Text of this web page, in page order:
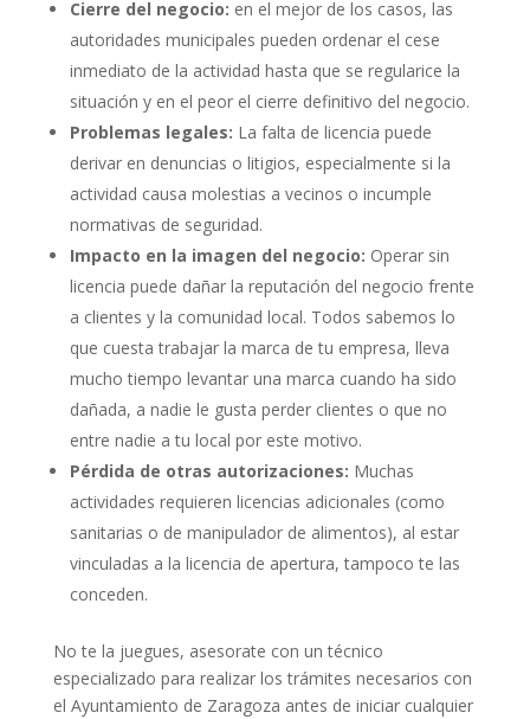
Cierre del negocio: en el mejor de los casos, las
autoridades municipales pueden ordenar el cese
inmediato de la actividad hasta que se regularice la
situación y en el peor el cierre definitivo del negocio.
Problemas legales: La falta de licencia puede
derivar en denuncias o litigios, especialmente si la
actividad causa molestias a vecinos o incumple
normativas de seguridad.
Impacto en la imagen del negocio: Operar sin
licencia puede dañar la reputación del negocio frente
a clientes y la comunidad local. Todos sabemos lo
que cuesta trabajar la marca de tu empresa, lleva
mucho tiempo levantar una marca cuando ha sido
dañada, a nadie le gusta perder clientes o que no
entre nadie a tu local por este motivo.
Pérdida de otras autorizaciones: Muchas
actividades requieren licencias adicionales (como
sanitarias o de manipulador de alimentos), al estar
vinculadas a la licencia de apertura, tampoco te las
conceden.
No te la juegues, asesorate con un técnico
especializado para realizar los trámites necesarios con
el Ayuntamiento de Zaragoza antes de iniciar cualquier